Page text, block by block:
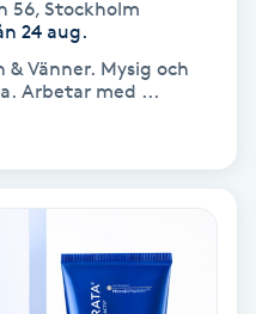
56, Stockholm
24 aug.
Vänner. Mysig och
välkomnande salong för alla. Arbetar med ...